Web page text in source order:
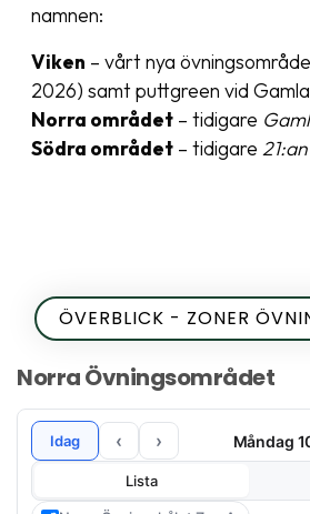
namnen:
Viken – vårt nya
2026) samt puttgreen vid
Norra området – tidigare
Södra området – tidigare21:an
ÖVERBLICK - ZONER
Norra Övningsområdet
Idag ‹ › Måndag
Lista